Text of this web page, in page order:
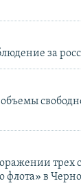
за
трех
флота» в